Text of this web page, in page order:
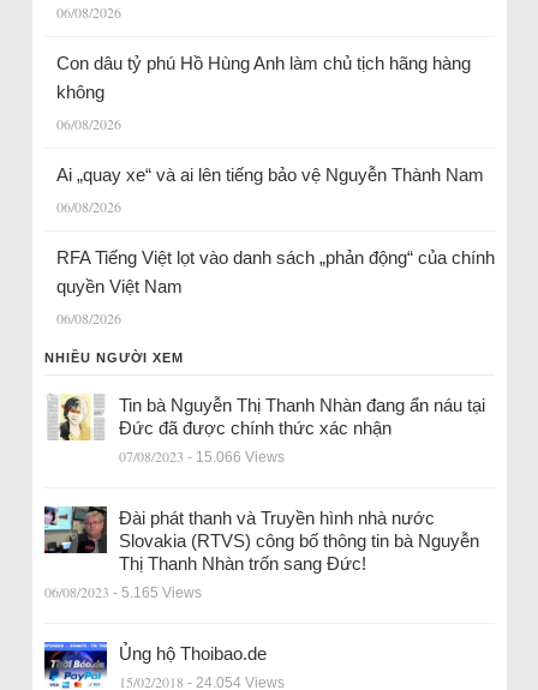
06/08/2026
Con dâu tỷ phú Hồ Hùng Anh làm chủ tịch hãng hàng
không
06/08/2026
Ai „quay xe“ và ai lên tiếng bảo vệ Nguyễn Thành Nam
06/08/2026
RFA Tiếng Việt lọt vào danh sách „phản động“ của chính
quyền Việt Nam
06/08/2026
NHIỀU NGƯỜI XEM
Tin bà Nguyễn Thị Thanh Nhàn đang ẩn náu tại
Đức đã được chính thức xác nhận
07/08/2023 - 15.066 Views
Đài phát thanh và Truyền hình nhà nước
Slovakia (RTVS) công bố thông tin bà Nguyễn
Thị Thanh Nhàn trốn sang Đức!
06/08/2023 - 5.165 Views
Ủng hộ Thoibao.de
15/02/2018 - 24.054 Views